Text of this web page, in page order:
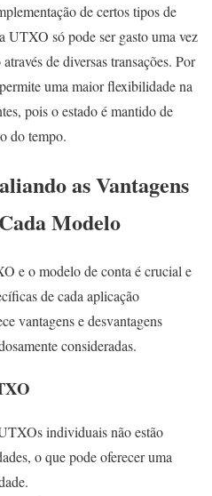
de certos tipos de
UTXO só pode ser gasto uma vez
de diversas transações. Por
uma maior flexibilidade na
pois o estado é mantido de
do tempo.
as Vantagens
Modelo
e o modelo de conta é crucial e
de cada aplicação
vantagens e desvantagens
consideradas.
individuais não estão
o que pode oferecer uma